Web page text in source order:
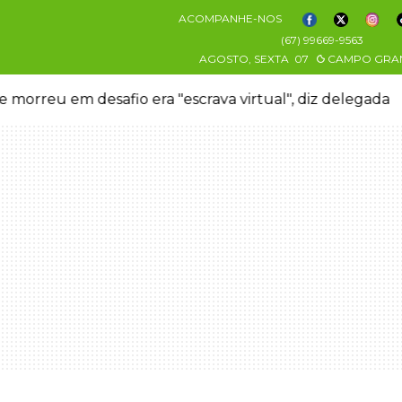
ACOMPANHE-NOS
(67) 99669-9563
AGOSTO, SEXTA 07 CAMPO
morreu em desafio era "escrava virtual", diz delegada